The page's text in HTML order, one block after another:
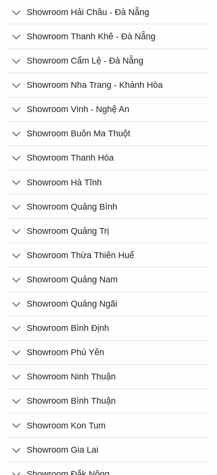
Showroom Hải Châu - Đà Nẵng
Showroom Thanh Khê - Đà Nẵng
Showroom Cẩm Lệ - Đà Nẵng
Showroom Nha Trang - Khánh Hòa
Showroom Vinh - Nghệ An
Showroom Buôn Ma Thuột
Showroom Thanh Hóa
Showroom Hà Tĩnh
Showroom Quảng Bình
Showroom Quảng Trị
Showroom Thừa Thiên Huế
Showroom Quảng Nam
Showroom Quảng Ngãi
Showroom Bình Định
Showroom Phú Yên
Showroom Ninh Thuận
Showroom Bình Thuận
Showroom Kon Tum
Showroom Gia Lai